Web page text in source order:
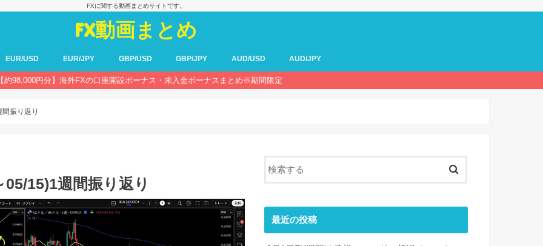
FXに関する動画まとめサイトです。
FX動画まとめ
EUR/USD EUR/JPY GBP/USD GBP/JPY AUD/USD AUD/JPY
約98,000円分】海外FXの口座開設ボーナス・未入金ボーナスまとめ※期間限定
振り返り
15)1週間振り返り
最近の投稿